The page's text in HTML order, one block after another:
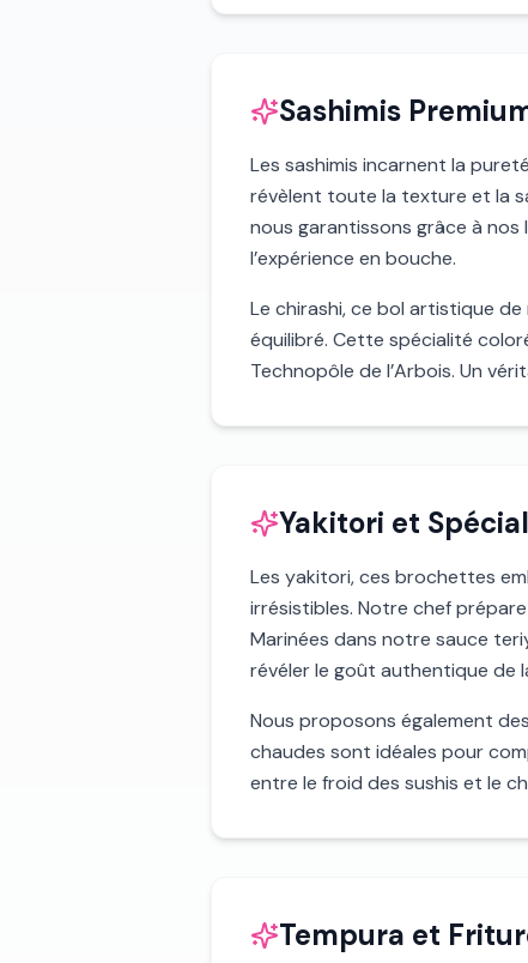
Sashimis
Les sashimis incarnent la
révèlent toute la texture et la
nous garantissons grâce à
l’expérience en bouche.
Le chirashi, ce bol artistique
équilibré. Cette spécialité
Technopôle de l’Arbois. Un
Yakitori et
Les yakitori, ces brochettes
irrésistibles. Notre chef
Marinées dans notre sauce
révéler le goût authentique de
Nous proposons également
chaudes sont idéales pour
entre le froid des sushis et le
Tempura et